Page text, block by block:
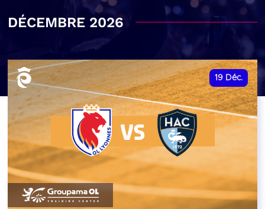
DÉCEMBRE 2026
19 Déc.